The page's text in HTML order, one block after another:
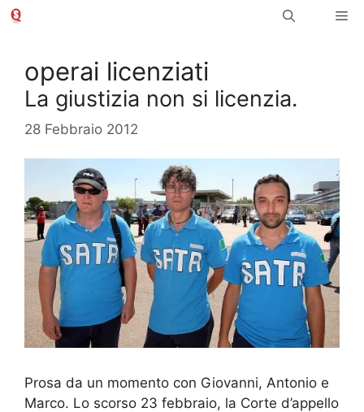
Vai
operai licenziati
La giustizia non si licenzia.
28 Febbraio 2012
Prosa da un momento con Giovanni, Antonio e
Marco. Lo scorso 23 febbraio, la Corte d’appello